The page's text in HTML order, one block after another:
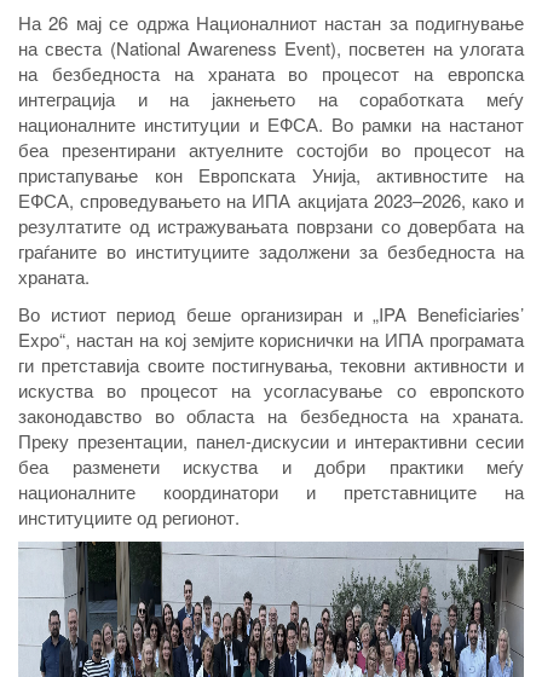
На 26 мај се одржа Националниот настан за подигнување
на свеста (National Awareness Event), посветен на улогата
на безбедноста на храната во процесот на европска
интеграција и на јакнењето на соработката меѓу
националните институции и ЕФСА. Во рамки на настанот
беа презентирани актуелните состојби во процесот на
пристапување кон Европската Унија, активностите на
ЕФСА, спроведувањето на ИПА акцијата 2023–2026, како и
резултатите од истражувањата поврзани со довербата на
граѓаните во институциите задолжени за безбедноста на
храната.
Во истиот период беше организиран и „IPA Beneficiaries’
Expo“, настан на кој земјите кориснички на ИПА програмата
ги претставија своите постигнувања, тековни активности и
искуства во процесот на усогласување со европското
законодавство во областа на безбедноста на храната.
Преку презентации, панел-дискусии и интерактивни сесии
беа разменети искуства и добри практики меѓу
националните координатори и претставниците на
институциите од регионот.